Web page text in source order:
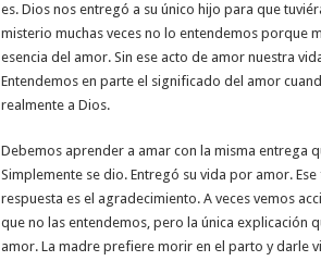
es. Dios nos entregó a su único hijo para que
misterio muchas veces no lo entendemos porque
esencia del amor. Sin ese acto de amor nuestra
Entendemos en parte el significado del amor
realmente a Dios.
Debemos aprender a amar con la misma entrega
Simplemente se dio. Entregó su vida por amor.
respuesta es el agradecimiento. A veces vemos
que no las entendemos, pero la única explicación
amor. La madre prefiere morir en el parto y darle